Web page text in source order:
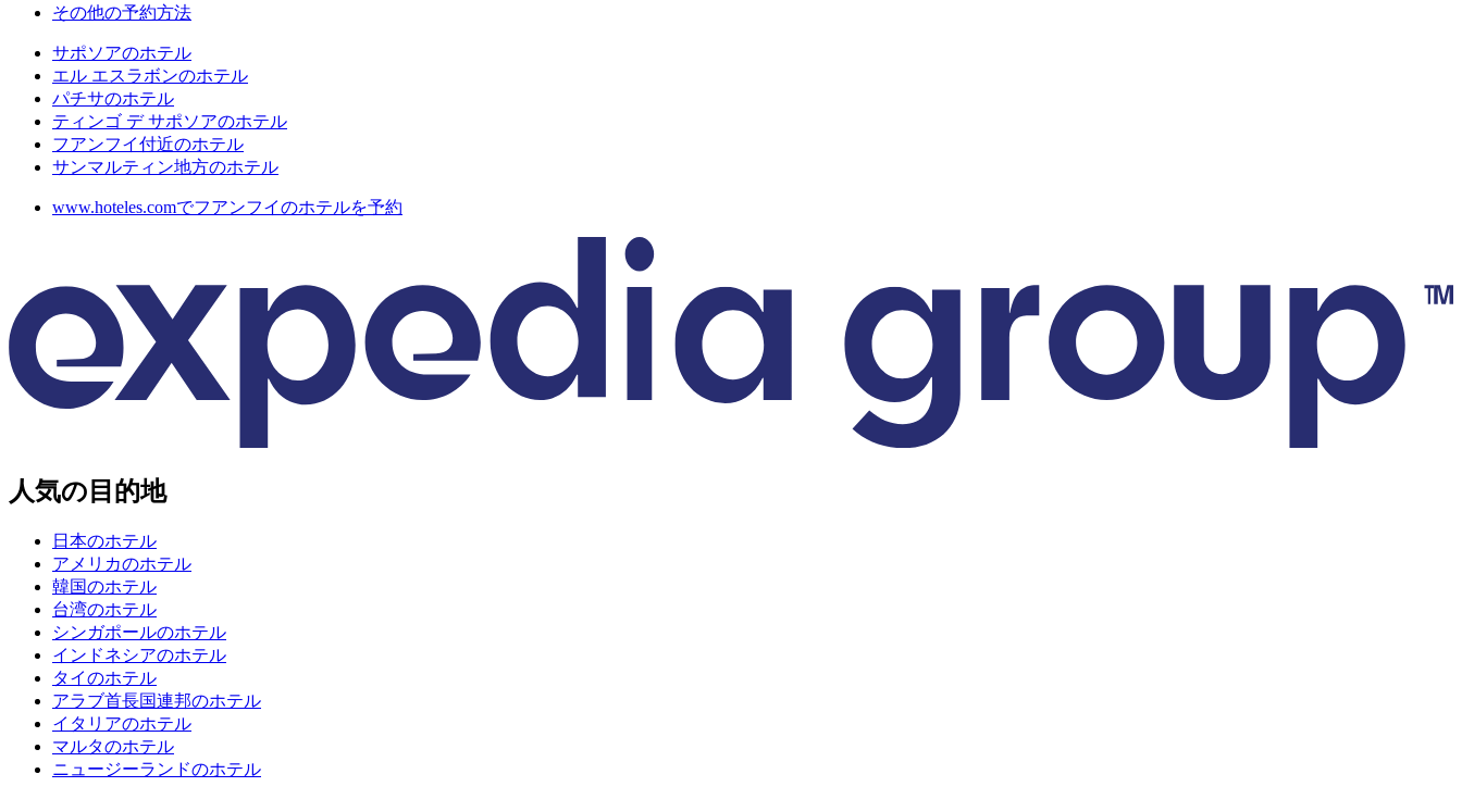
その他の予約方法
サポソアのホテル
エル エスラボンのホテル
パチサのホテル
ティンゴ デ サポソアのホテル
フアンフイ付近のホテル
サンマルティン地方のホテル
www.hoteles.comでフアンフイのホテルを予約
人気の目的地
日本のホテル
アメリカのホテル
韓国のホテル
台湾のホテル
シンガポールのホテル
インドネシアのホテル
タイのホテル
アラブ首長国連邦のホテル
イタリアのホテル
マルタのホテル
ニュージーランドのホテル